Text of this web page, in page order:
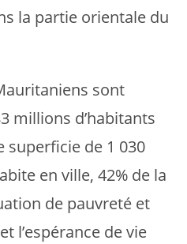
la partie orientale du
sont
millions d’habitants
superficie de 1 030
en ville, 42% de la
de pauvreté et
l’espérance de vie